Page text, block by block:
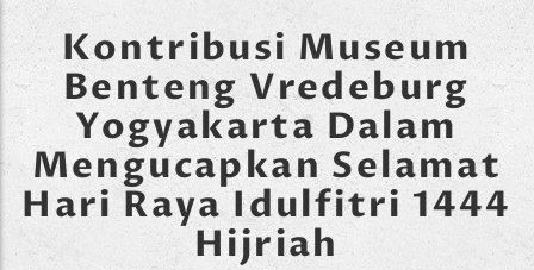
Kontribusi Museum
Benteng Vredeburg
Yogyakarta Dalam
Mengucapkan Selamat
Hari Raya Idulfitri 1444
Hijriah